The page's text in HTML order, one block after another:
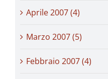
Aprile 2007 (4)
Marzo 2007 (5)
Febbraio 2007 (4)